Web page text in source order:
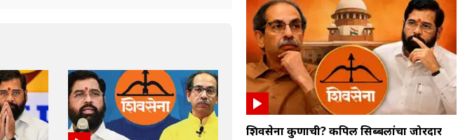
शिवसेना कुणाची? कपिल सिब्बलांचा जोरदार